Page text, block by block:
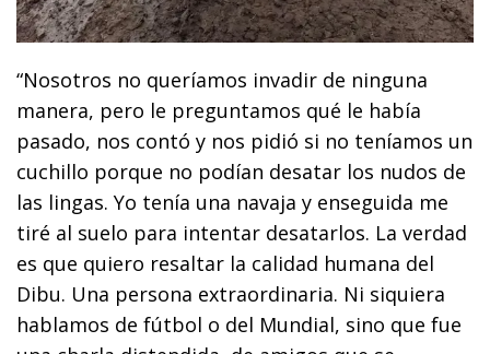
“Nosotros no queríamos invadir de ninguna
manera, pero le preguntamos qué le había
pasado, nos contó y nos pidió si no teníamos un
cuchillo porque no podían desatar los nudos de
las lingas. Yo tenía una navaja y enseguida me
tiré al suelo para intentar desatarlos. La verdad
es que quiero resaltar la calidad humana del
Dibu. Una persona extraordinaria. Ni siquiera
hablamos de fútbol o del Mundial, sino que fue